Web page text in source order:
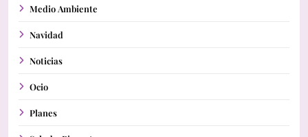
Medio Ambiente
Navidad
Noticias
Ocio
Planes